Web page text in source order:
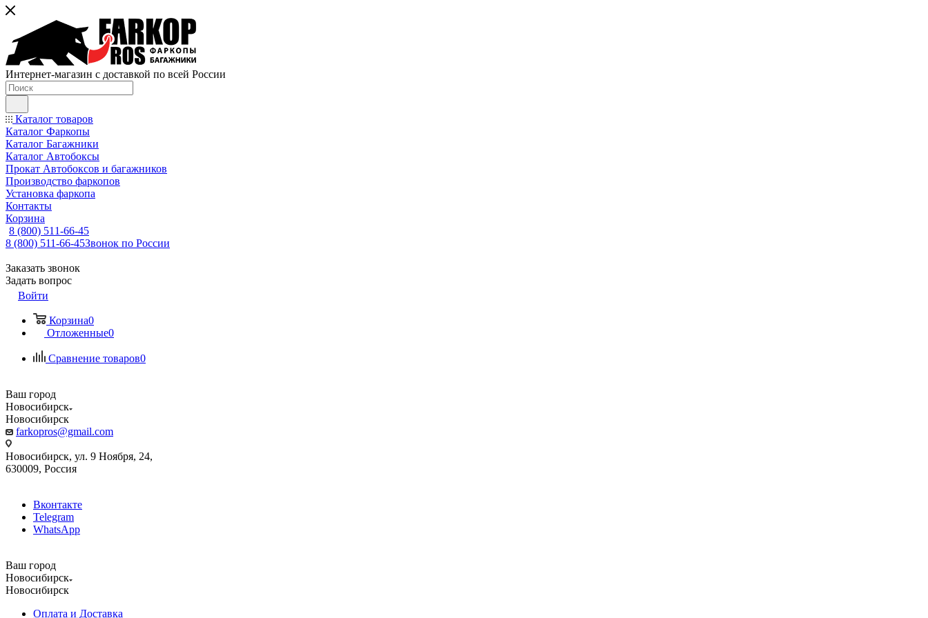
Интернет-магазин с доставкой по всей России
Каталог товаров
Каталог Фаркопы
Каталог Багажники
Каталог Автобоксы
Прокат Автобоксов и багажников
Производство фаркопов
Установка фаркопа
Контакты
Корзина
8 (800) 511-66-45
8 (800) 511-66-45Звонок по России
Заказать звонок
Задать вопрос
Войти
Корзина0
Отложенные0
Сравнение товаров0
Ваш город
Новосибирск
Новосибирск
farkopros@gmail.com
Новосибирск, ул. 9 Ноября, 24,
630009, Россия
Вконтакте
Telegram
WhatsApp
Ваш город
Новосибирск
Новосибирск
Оплата и Доставка